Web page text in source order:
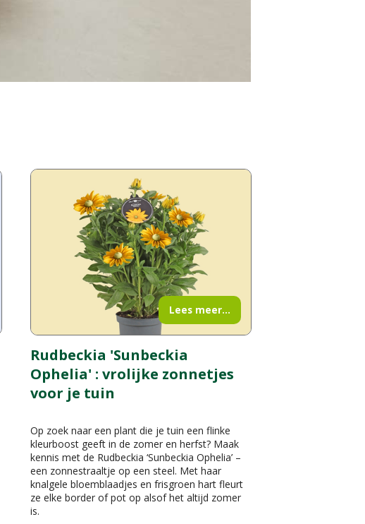
Rudbeckia 'Sunbeckia
Ophelia' : vrolijke zonnetjes
voor je tuin
Op zoek naar een plant die je tuin een flinke
kleurboost geeft in de zomer en herfst? Maak
kennis met de Rudbeckia ‘Sunbeckia Ophelia’ –
een zonnestraaltje op een steel. Met haar
knalgele bloemblaadjes en frisgroen hart fleurt
ze elke border of pot op alsof het altijd zomer
is.
Lees meer...